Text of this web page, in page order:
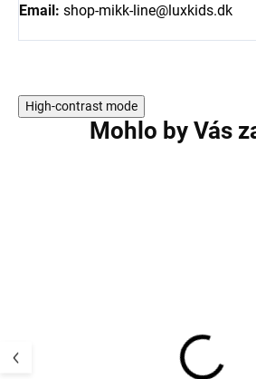
Email: shop-mikk-line@luxkids.dk
High-contrast mode
Mohlo by Vás